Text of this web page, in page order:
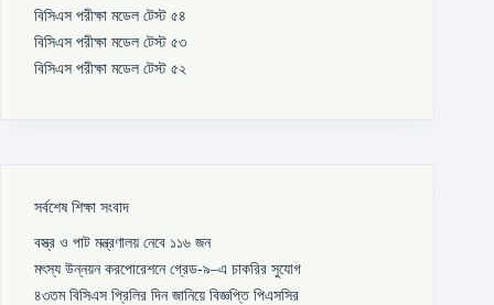
বিসিএস পরীক্ষা মডেল টেস্ট ৫৪
বিসিএস পরীক্ষা মডেল টেস্ট ৫৩
বিসিএস পরীক্ষা মডেল টেস্ট ৫২
সর্বশেষ শিক্ষা সংবাদ
বস্ত্র ও পাট মন্ত্রণালয় নেবে ১১৬ জন
মৎস্য উন্নয়ন করপোরেশনে গ্রেড-৯–এ চাকরির সুযোগ
৪৩তম বিসিএস প্রিলির দিন জানিয়ে বিজ্ঞপ্তি পিএসসির